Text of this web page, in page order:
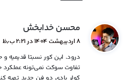
محسن خدابخش
ف
:
۸ اردیبهشت ۱۴۰۴ در ۲:۲۱ ب٫ظ
درود. این کور نسبتا قدیمیه
تفاوت سوکت نمی‌تونه عملکرد